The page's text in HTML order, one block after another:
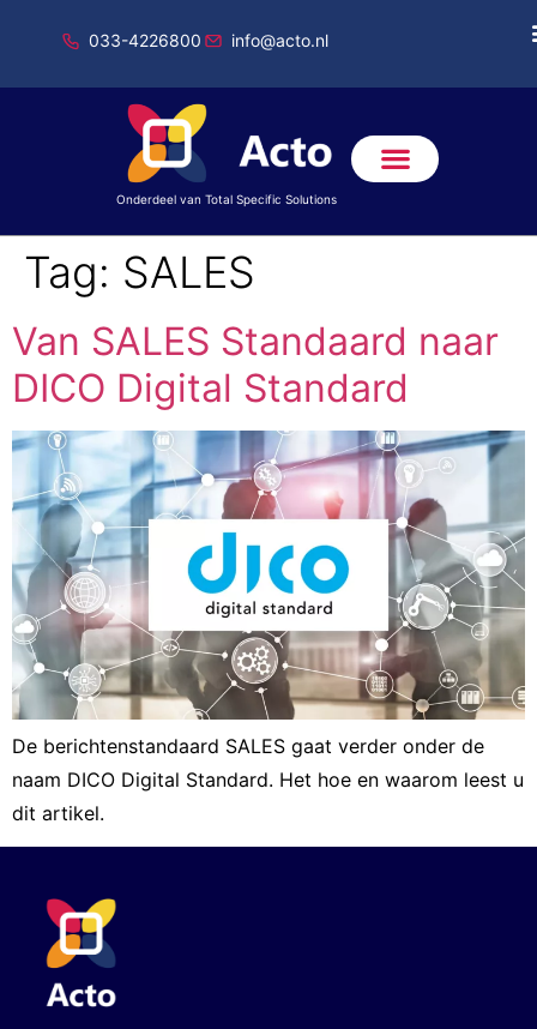
033-4226800 info@acto.nl
Onderdeel van Total Specific Solutions
Tag: SALES
Van SALES Standaard naar
DICO Digital Standard
De berichtenstandaard SALES gaat verder onder de
naam DICO Digital Standard. Het hoe en waarom leest u
dit artikel.